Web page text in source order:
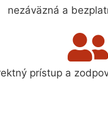
nezáväzná a
prístup a